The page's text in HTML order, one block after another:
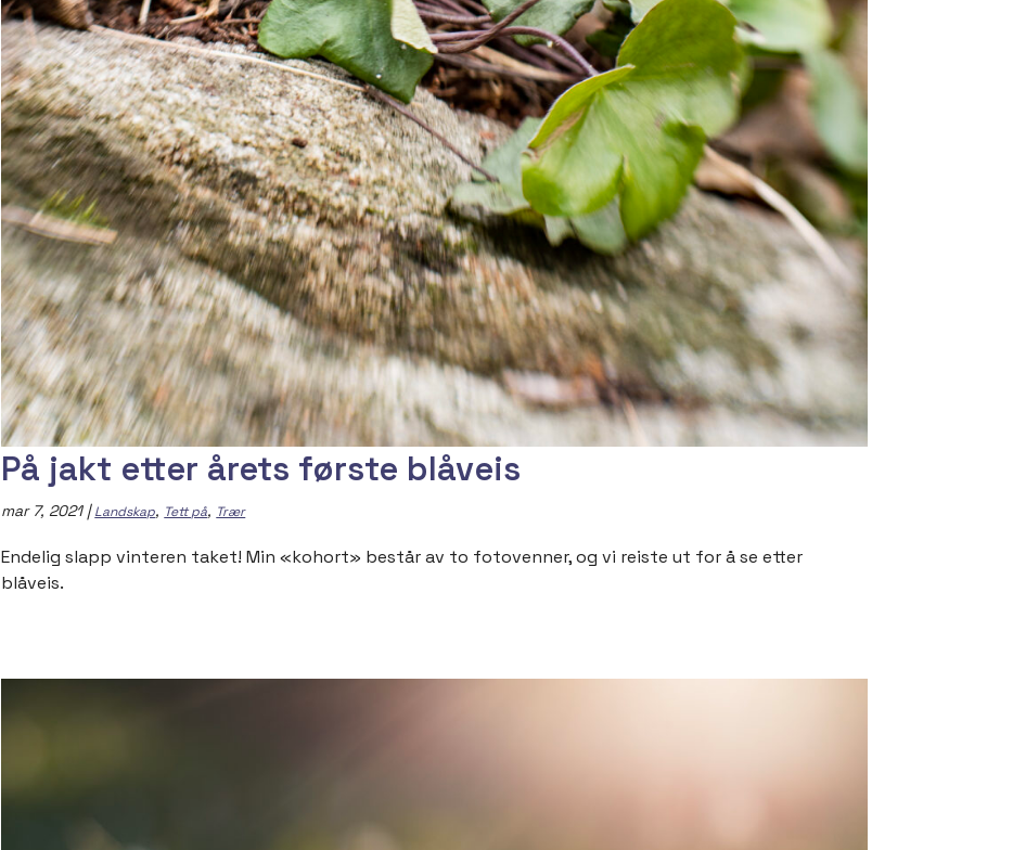
På jakt etter årets første blåveis
mar 7, 2021|Landskap, Tett på, Trær
Endelig slapp vinteren taket! Min «kohort» består av to fotovenner, og vi reiste ut for å se etter
blåveis.